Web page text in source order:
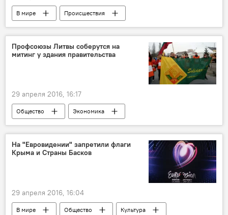
В мире Происшествия
Профсоюзы Литвы соберутся на
митинг у здания правительства
29 апреля 2016, 16:17
Общество
Экономика
Камень преткновения: новый Трудовой кодекс
На "Евровидении" запретили флаги
Крыма и Страны Басков
29 апреля 2016, 16:04
В мире Общество Культура